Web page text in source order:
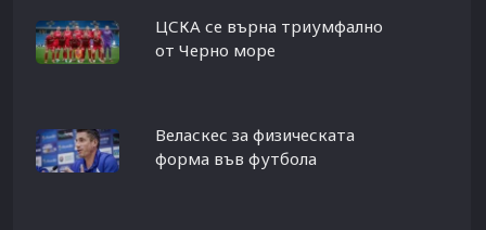
ЦСКА се върна триумфално
от Черно море
Веласкес за физическата
форма във футбола